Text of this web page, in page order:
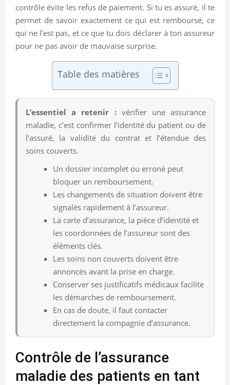
contrôle évite les refus de paiement. Si tu es assuré, il te
permet de savoir exactement ce qui est remboursé, ce
qui ne l’est pas, et ce que tu dois déclarer à ton assureur
pour ne pas avoir de mauvaise surprise.
Table des matières
L’essentiel a retenir :vérifier une assurance
maladie, c’est confirmer l’identité du patient ou de
l’assuré, la validité du contrat et l’étendue des
soins couverts.
Un dossier incomplet ou erroné peut
bloquer un remboursement.
Les changements de situation doivent être
signalés rapidement à l’assureur.
La carte d’assurance, la pièce d’identité et
les coordonnées de l’assureur sont des
éléments clés.
Les soins non couverts doivent être
annoncés avant la prise en charge.
Conserver ses justificatifs médicaux facilite
les démarches de remboursement.
En cas de doute, il faut contacter
directement la compagnie d’assurance.
Contrôle de l’assurance
maladie des patients en tant